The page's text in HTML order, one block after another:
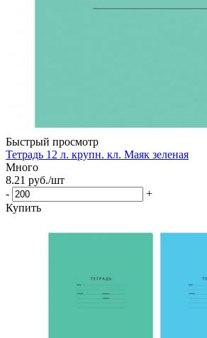
Быстрый просмотр
Тетрадь 12 л. крупн. кл. Маяк зеленая
Много
8.21 руб./шт
-
+
Купить